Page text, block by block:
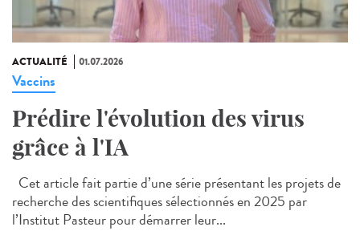
ACTUALITÉ 01.07.2026
Vaccins
Prédire l'évolution des virus
grâce à l'IA
Cet article fait partie d’une série présentant les projets de
recherche des scientifiques sélectionnés en 2025 par
l’Institut Pasteur pour démarrer leur...